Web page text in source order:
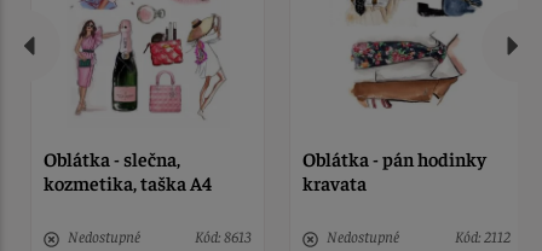
Oblátka - slečna,
kozmetika, taška A4
Nedostupné Kód: 8613
Oblátka - pán hodinky
kravata
Nedostupné Kód: 2112